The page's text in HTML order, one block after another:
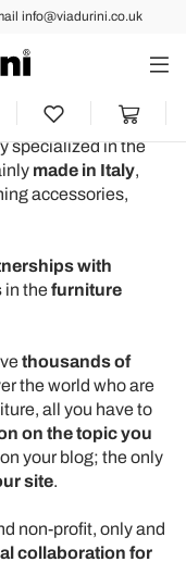
info@viadurini.co.uk
Sector
specialized in the
made in Italy,
accessories,
with
in thefurniture
thousands of
the world who are
all you have to
on the topic you
your blog; the only
site.
non-profit, only and
collaboration for